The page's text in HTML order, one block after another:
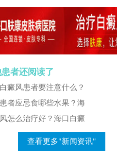
者还阅读了
癜风患者要注意什么？
者应忌食哪些水果？海
怎么治疗好？海口白癜
查看更多"新闻资讯"